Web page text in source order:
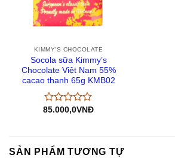
KIMMY'S CHOCOLATE
Socola sữa Kimmy’s
Chocolate Việt Nam 55%
cacao thanh 65g KMB02
Được
5
85.000,0VNĐ
SẢN PHẨM TƯƠNG TỰ